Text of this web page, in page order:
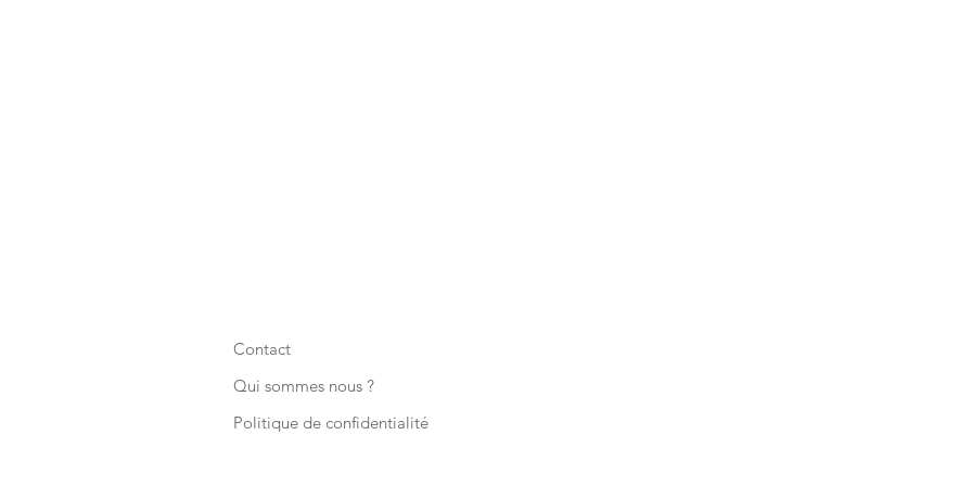
Contact
Qui sommes nous ?
Politique de confidentialité